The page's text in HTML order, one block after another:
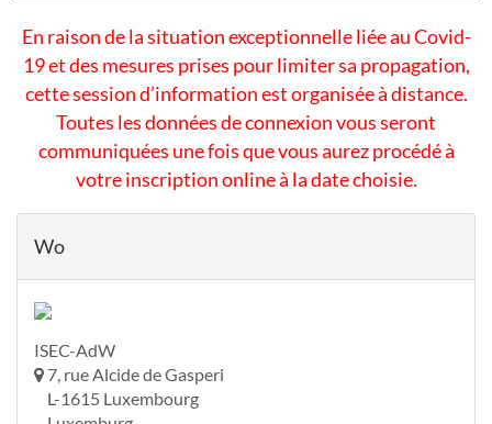
En raison de la situation exceptionnelle liée au Covid-
19 et des mesures prises pour limiter sa propagation,
cette session d’information est organisée à distance.
Toutes les données de connexion vous seront
communiquées une fois que vous aurez procédé à
votre inscription online à la date choisie.
Wo
ISEC-AdW
7, rue Alcide de Gasperi
L-1615 Luxembourg